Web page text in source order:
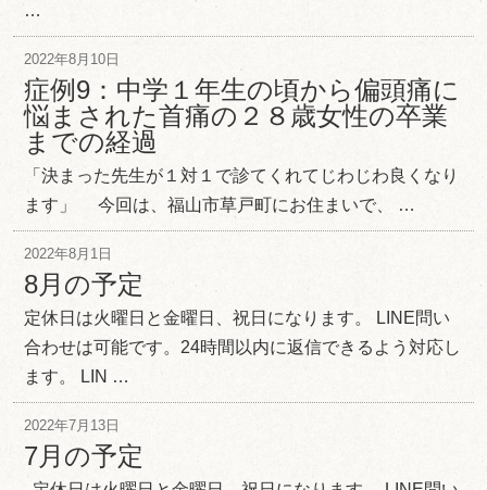
…
2022年8月10日
症例9：中学１年生の頃から偏頭痛に
悩まされた首痛の２８歳女性の卒業
までの経過
「決まった先生が１対１で診てくれてじわじわ良くなり
ます」 今回は、福山市草戸町にお住まいで、 …
2022年8月1日
8月の予定
定休日は火曜日と金曜日、祝日になります。 LINE問い
合わせは可能です。24時間以内に返信できるよう対応し
ます。 LIN …
2022年7月13日
7月の予定